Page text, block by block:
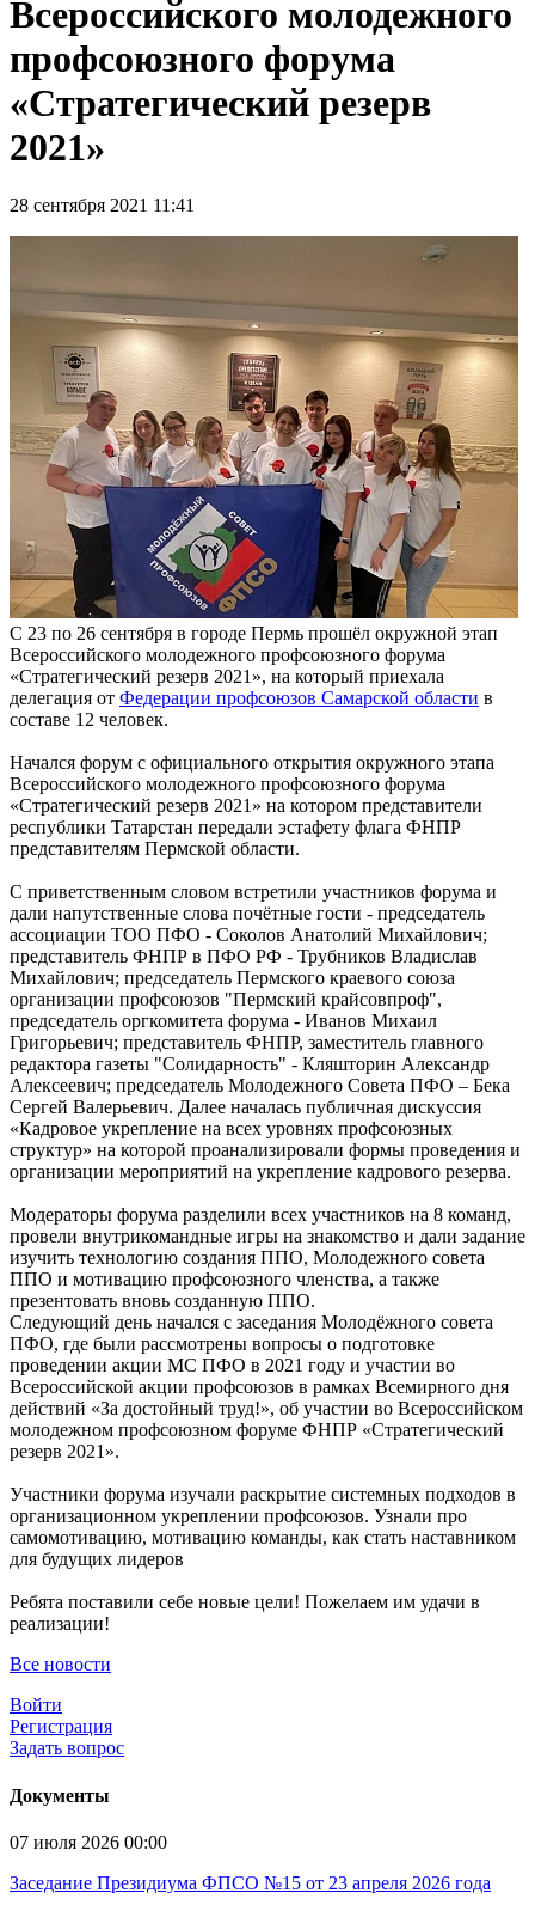
Всероссийского молодежного
профсоюзного форума
«Стратегический резерв
2021»
28 сентября 2021 11:41
С 23 по 26 сентября в городе Пермь прошёл окружной этап
Всероссийского молодежного профсоюзного форума
«Стратегический резерв 2021», на который приехала
делегация от Федерации профсоюзов Самарской области в
составе 12 человек.
Начался форум с официального открытия окружного этапа
Всероссийского молодежного профсоюзного форума
«Стратегический резерв 2021» на котором представители
республики Татарстан передали эстафету флага ФНПР
представителям Пермской области.
С приветственным словом встретили участников форума и
дали напутственные слова почётные гости - председатель
ассоциации ТОО ПФО - Соколов Анатолий Михайлович;
представитель ФНПР в ПФО РФ - Трубников Владислав
Михайлович; председатель Пермского краевого союза
организации профсоюзов "Пермский крайсовпроф",
председатель оргкомитета форума - Иванов Михаил
Григорьевич; представитель ФНПР, заместитель главного
редактора газеты "Солидарность" - Кляшторин Александр
Алексеевич; председатель Молодежного Совета ПФО – Бека
Сергей Валерьевич. Далее началась публичная дискуссия
«Кадровое укрепление на всех уровнях профсоюзных
структур» на которой проанализировали формы проведения и
организации мероприятий на укрепление кадрового резерва.
Модераторы форума разделили всех участников на 8 команд,
провели внутрикомандные игры на знакомство и дали задание
изучить технологию создания ППО, Молодежного совета
ППО и мотивацию профсоюзного членства, а также
презентовать вновь созданную ППО.
Следующий день начался с заседания Молодёжного совета
ПФО, где были рассмотрены вопросы о подготовке
проведении акции МС ПФО в 2021 году и участии во
Всероссийской акции профсоюзов в рамках Всемирного дня
действий «За достойный труд!», об участии во Всероссийском
молодежном профсоюзном форуме ФНПР «Стратегический
резерв 2021».
Участники форума изучали раскрытие системных подходов в
организационном укреплении профсоюзов. Узнали про
самомотивацию, мотивацию команды, как стать наставником
для будущих лидеров
Ребята поставили себе новые цели! Пожелаем им удачи в
реализации!
Все новости
Войти
Регистрация
Задать вопрос
Документы
07 июля 2026 00:00
Заседание Президиума ФПСО №15 от 23 апреля 2026 года